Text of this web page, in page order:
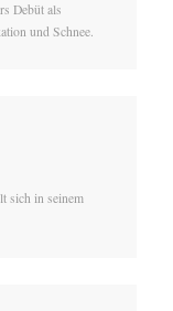
Debüt als
und Schnee.
sich in seinem